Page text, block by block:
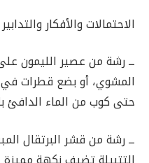
الاحتمالات والأفكار
ــ رشة من عصير الليمون
المشوي، أو بضع قطرات في
حتى كوب من الماء الدافئ
ــ رشة من قشر البرتقال